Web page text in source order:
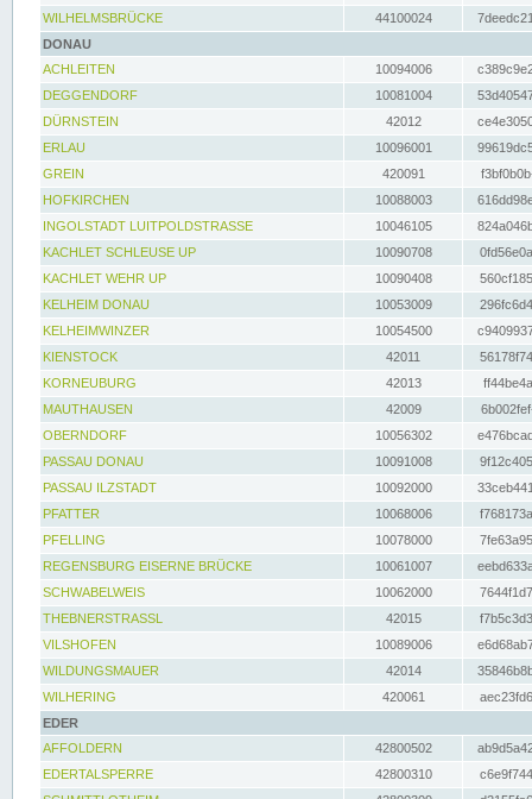
WILHELMSBRÜCKE
44100024
DONAU
ACHLEITEN
10094006
DEGGENDORF
10081004
DÜRNSTEIN
42012
ERLAU
10096001
GREIN
420091
HOFKIRCHEN
10088003
INGOLSTADT LUITPOLDSTRASSE
10046105
KACHLET SCHLEUSE UP
10090708
KACHLET WEHR UP
10090408
KELHEIM DONAU
10053009
KELHEIMWINZER
10054500
KIENSTOCK
42011
KORNEUBURG
42013
MAUTHAUSEN
42009
OBERNDORF
10056302
PASSAU DONAU
10091008
PASSAU ILZSTADT
10092000
PFATTER
10068006
PFELLING
10078000
REGENSBURG EISERNE BRÜCKE
10061007
SCHWABELWEIS
10062000
THEBNERSTRASSL
42015
VILSHOFEN
10089006
WILDUNGSMAUER
42014
WILHERING
420061
EDER
AFFOLDERN
42800502
EDERTALSPERRE
42800310